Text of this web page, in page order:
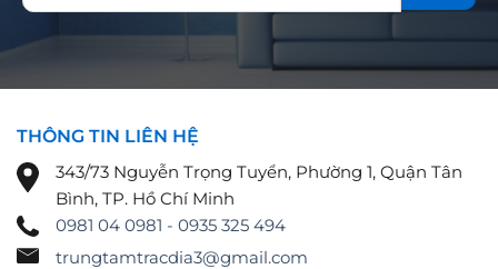
THÔNG TIN LIÊN HỆ
343/73 Nguyễn Trọng Tuyển, Phường 1, Quận Tân
Bình, TP. Hồ Chí Minh
0981 04 0981 - 0935 325 494
trungtamtracdia3@gmail.com